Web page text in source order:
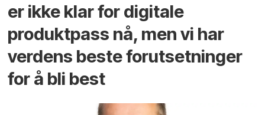
er ikke klar for digitale
produktpass nå, men vi har
verdens beste forutsetninger
for å bli best